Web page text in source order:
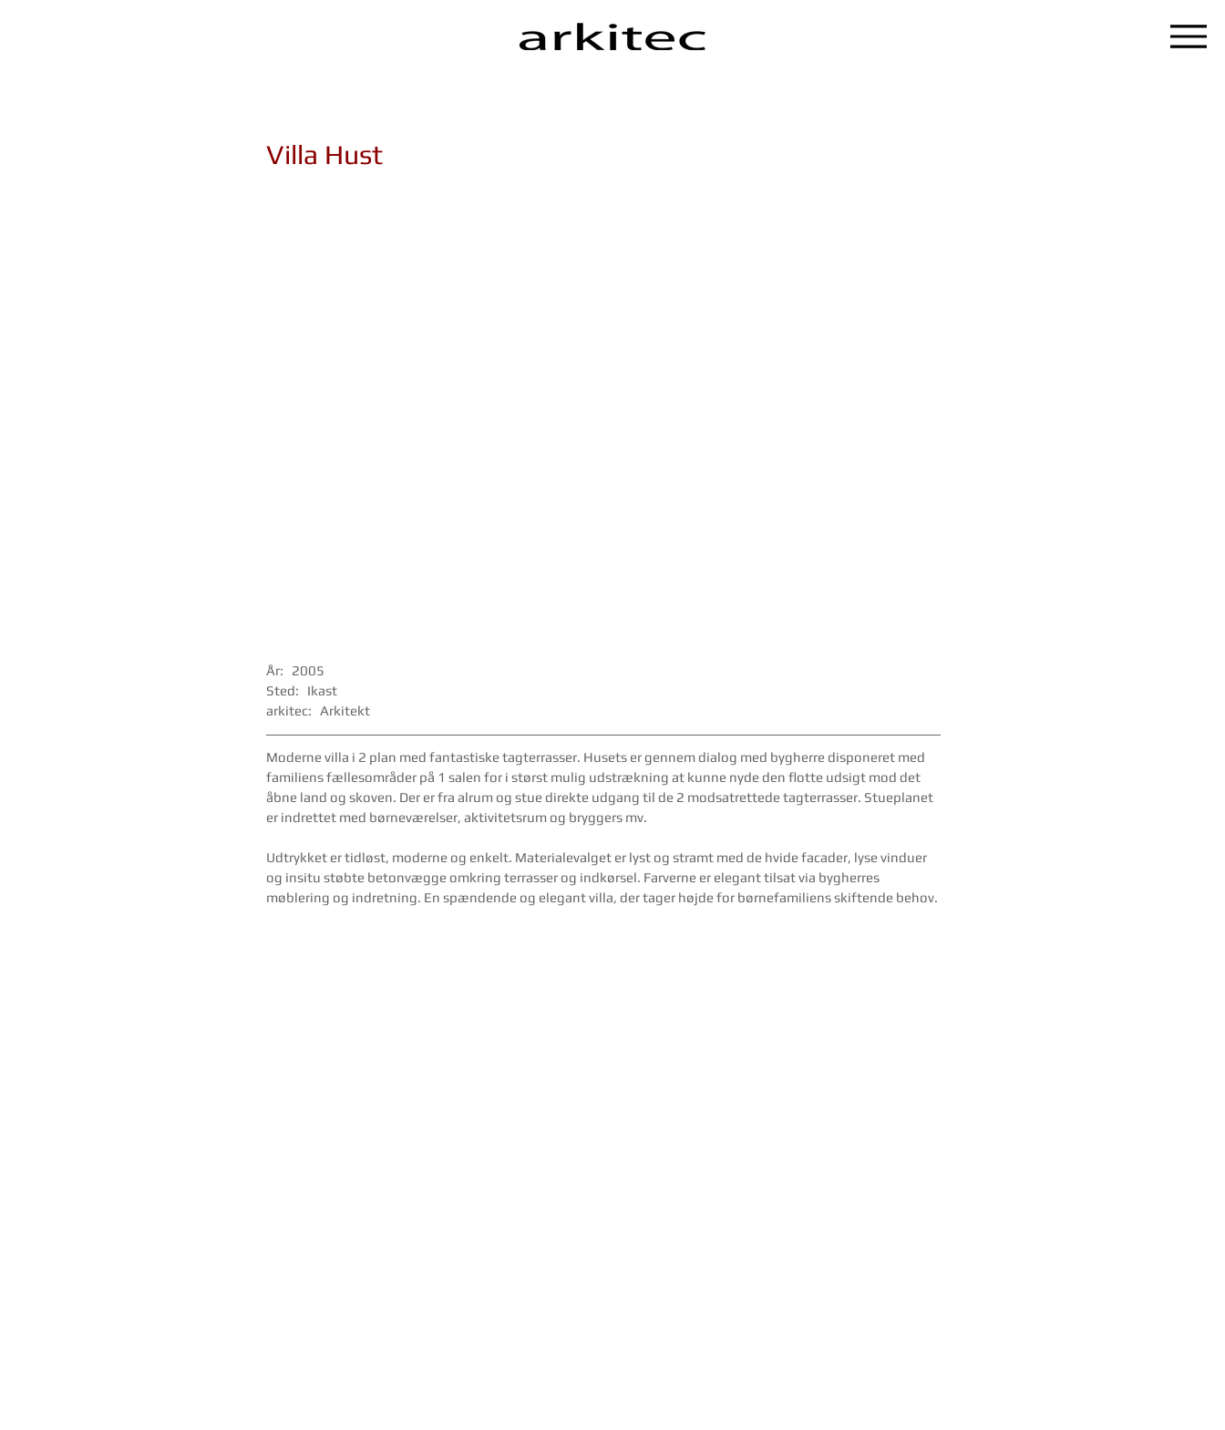
Villa Hust
År:   2005
Sted:   Ikast
arkitec:   Arkitekt
Moderne villa i 2 plan med fantastiske tagterrasser. Husets er gennem dialog med bygherre disponeret med
familiens fællesområder på 1 salen for i størst mulig udstrækning at kunne nyde den flotte udsigt mod det
åbne land og skoven. Der er fra alrum og stue direkte udgang til de 2 modsatrettede tagterrasser. Stueplanet
er indrettet med børneværelser, aktivitetsrum og bryggers mv.
Udtrykket er tidløst, moderne og enkelt. Materialevalget er lyst og stramt med de hvide facader, lyse vinduer
og insitu støbte betonvægge omkring terrasser og indkørsel. Farverne er elegant tilsat via bygherres
møblering og indretning. En spændende og elegant villa, der tager højde for børnefamiliens skiftende behov.